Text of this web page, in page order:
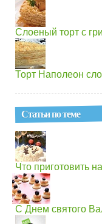
Слоеный торт с
Торт Наполеон
Статьи по теме
Что приготовить
С Днем святого